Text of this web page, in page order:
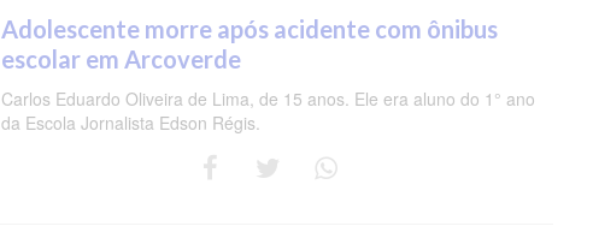
Adolescente morre após acidente com ônibus
escolar em Arcoverde
Carlos Eduardo Oliveira de Lima, de 15 anos. Ele era aluno do 1° ano
da Escola Jornalista Edson Régis.